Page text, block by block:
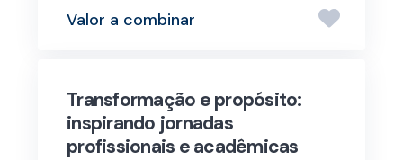
Valor a combinar
Transformação e propósito:
inspirando jornadas
profissionais e acadêmicas